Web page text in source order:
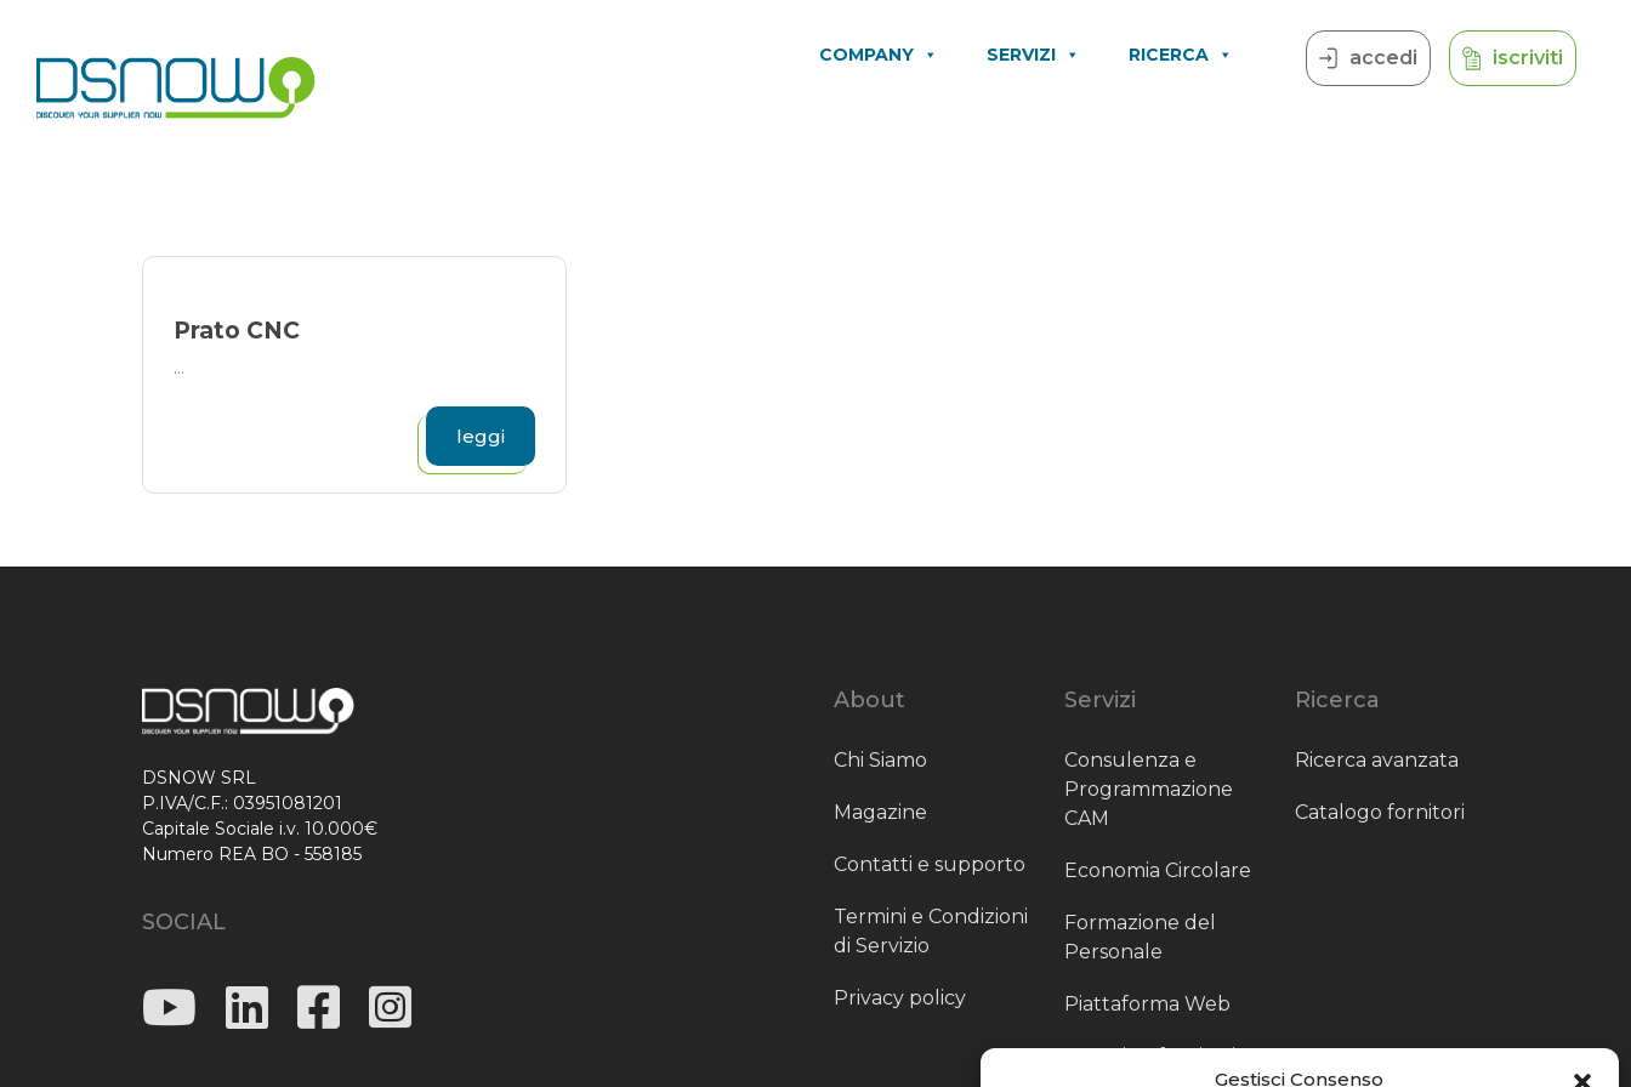
Gestisci Consenso
content
COMPANY SERVIZI RICERCA accedi iscriviti
Prato CNC
...
leggi
DSNOW SRL
P.IVA/C.F.: 03951081201
Capitale Sociale i.v. 10.000€
Numero REA BO - 558185
SOCIAL
About
Chi Siamo
Magazine
Contatti e supporto
Termini e Condizioni
di Servizio
Privacy policy
Servizi
Consulenza e
Programmazione
CAM
Economia Circolare
Formazione del
Personale
Piattaforma Web
Scouting fornitori
Ricerca
Ricerca avanzata
Catalogo fornitori